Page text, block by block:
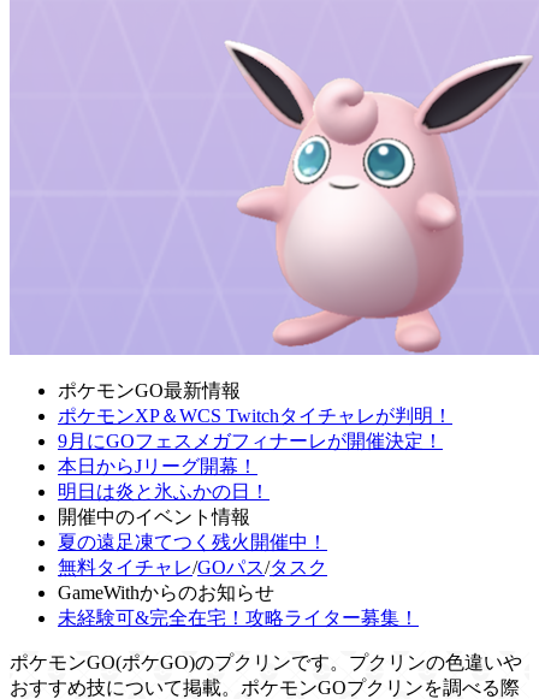
ポケモンGO最新情報
ポケモンXP＆WCS Twitchタイチャレが判明！
9月にGOフェスメガフィナーレが開催決定！
本日からJリーグ開幕！
明日は炎と氷ふかの日！
開催中のイベント情報
夏の遠足凍てつく残火開催中！
無料タイチャレ/GOパス/タスク
GameWithからのお知らせ
未経験可&完全在宅！攻略ライター募集！
ポケモンGO(ポケGO)のプクリンです。プクリンの色違いや
おすすめ技について掲載。ポケモンGOプクリンを調べる際